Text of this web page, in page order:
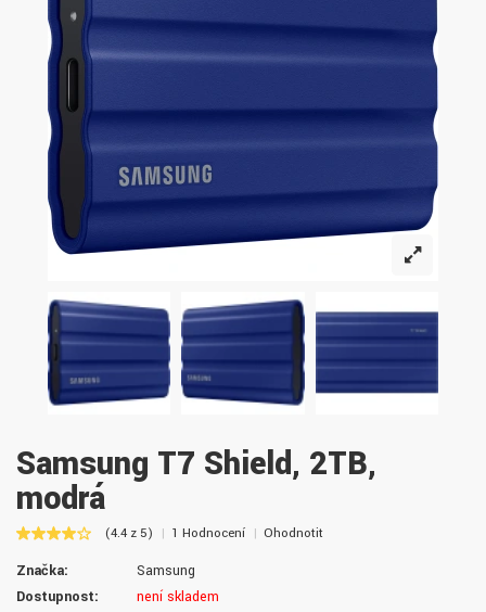
Samsung T7 Shield, 2TB,
modrá
(4.4 z 5) 1 Hodnocení Ohodnotit
Značka:
Samsung
Dostupnost:
není skladem